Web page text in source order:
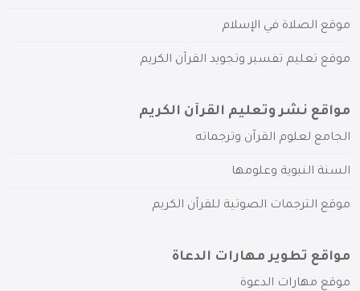
موقع الصلاة في الإسلام
موقع تعليم تفسير وتجويد القرآن الكريم
مواقع نشر وتعليم القرآن الكريم
الجامع لعلوم القرآن وترجماته
السنة النبوية وعلومها
موقع الترجمات الصوتية للقرآن الكريم
مواقع تطوير مهارات الدعاة
موقع مهارات الدعوة